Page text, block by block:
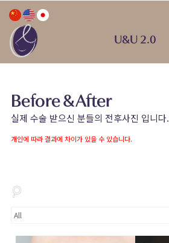
U&U 2.0
Before & After
실제 수술 받으신 분들의 전후사진 입니다.
개인에 따라 결과에 차이가 있을 수 있습니다.